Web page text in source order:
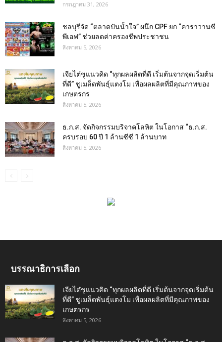
กรกฎาคม 31, 2026
ชลบุรีจัด “ตลาดปันน้ำใจ” ผนึก CPF ยก “คาราวานซี
พีเอฟ” ช่วยลดค่าครองชีพประชาชน
สิงหาคม 5, 2026
เจียไต๋ชูแนวคิด “ทุกผลผลิตที่ดี เริ่มต้นจากจุดเริ่มต้น
ที่ดี” ชูเมล็ดพันธุ์แตงโม เพื่อผลผลิตที่มีคุณภาพของ
เกษตรกร
สิงหาคม 5, 2026
ธ.ก.ส. จัดกิจกรรมบริจาคโลหิต ในโอกาส “ธ.ก.ส.
ครบรอบ 60 ปี 1 ล้านซีซี 1 ล้านบาท
สิงหาคม 5, 2026
บรรณาธิการเลือก
เจียไต๋ชูแนวคิด “ทุกผลผลิตที่ดี เริ่มต้นจากจุดเริ่มต้น
ที่ดี” ชูเมล็ดพันธุ์แตงโม เพื่อผลผลิตที่มีคุณภาพของ
เกษตรกร
สิงหาคม 5, 2026